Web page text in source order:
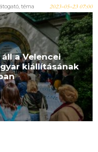
téma 2023-05-23 07:00
áll a Velencei
kiállításának